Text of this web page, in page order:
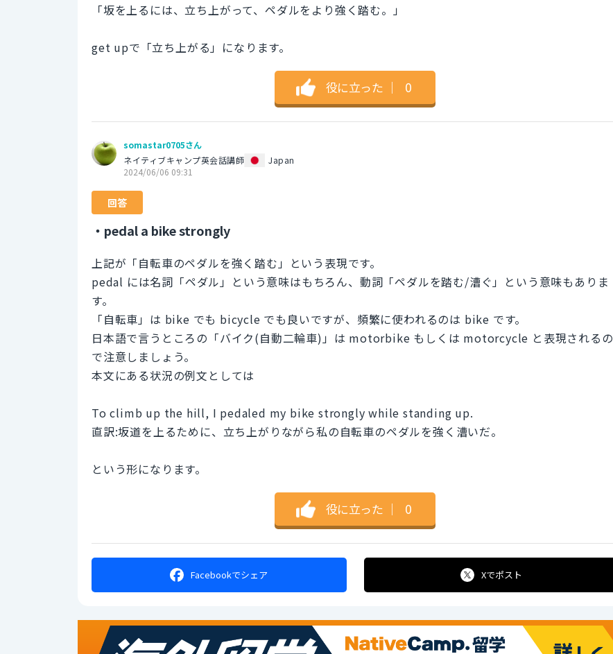
「坂を上るには、立ち上がって、ペダルをより強く踏む。」
get upで「立ち上がる」になります。
役に立った ｜ 0
somastar0705さん
ネイティブキャンプ英会話講師
Japan
2024/06/06 09:31
回答
・pedal a bike strongly
上記が「自転車のペダルを強く踏む」という表現です。
pedal には名詞「ペダル」という意味はもちろん、動詞「ペダルを踏む/漕ぐ」という意味もありま
す。
「自転車」は bike でも bicycle でも良いですが、頻繁に使われるのは bike です。
日本語で言うところの「バイク(自動二輪車)」は motorbike もしくは motorcycle と表現されるの
で注意しましょう。
本文にある状況の例文としては
To climb up the hill, I pedaled my bike strongly while standing up.
直訳:坂道を上るために、立ち上がりながら私の自転車のペダルを強く漕いだ。
という形になります。
役に立った ｜ 0
Facebookでシェア Xでポスト